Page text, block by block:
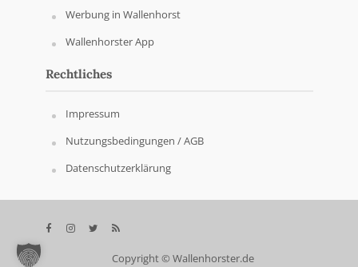
Werbung in Wallenhorst
Wallenhorster App
Rechtliches
Impressum
Nutzungsbedingungen / AGB
Datenschutzerklärung
Copyright © Wallenhorster.de